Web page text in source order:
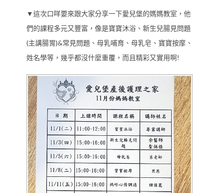
▼這次口咩要來跟大家分享一下愛兒堡的媽媽教室，他
們的課程多元又豐富，像是寶寶沐浴、新生兒腸見問題
(主講腸胃)&常見問題、母乳哺育、母乳皂、寶寶按摩、
姓名學等，幾乎都沒什麼重覆，而且精彩又實用啊!